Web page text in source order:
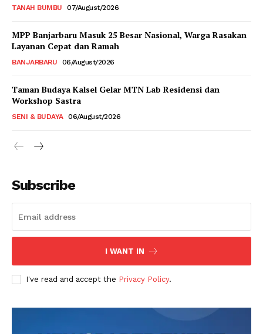
TANAH BUMBU 07/August/2026
MPP Banjarbaru Masuk 25 Besar Nasional, Warga Rasakan
Layanan Cepat dan Ramah
BANJARBARU 06/August/2026
Taman Budaya Kalsel Gelar MTN Lab Residensi dan
Workshop Sastra
SENI & BUDAYA 06/August/2026
Subscribe
I WANT IN
I've read and accept the Privacy Policy.